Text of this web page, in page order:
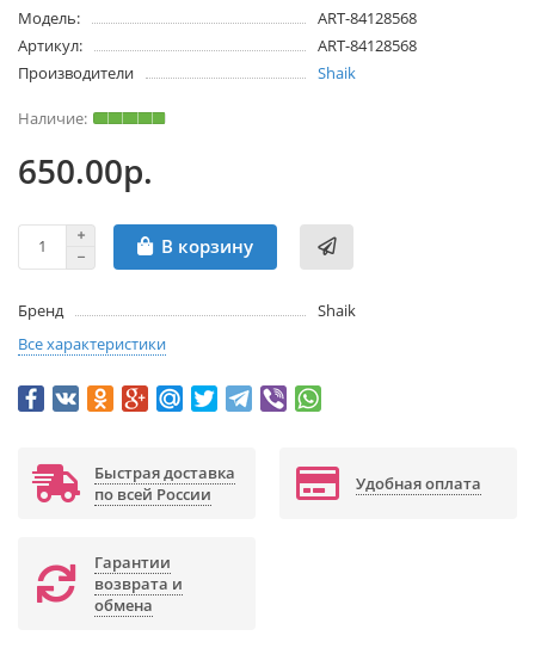
Модель:
ART-84128568
Артикул:
ART-84128568
Производители
Shaik
650.00р.
В корзину
Бренд
Shaik
Все характеристики
Быстрая доставка
по всей России
Удобная оплата
Гарантии
возврата и
обмена